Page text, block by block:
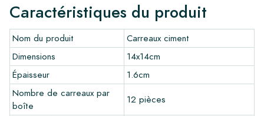
Créez votre propre carreau
Vous souhaitez créer un carreau qui s'harmonise parfaitement
avec les autres couleurs de votre intérieur? Visitez notre
programme de conception via ce lien et laissez libre cours à
votre créativité.
Garantie
Caractéristiques du produit
Nom du produit
Carreaux ciment
Dimensions
14x14cm
Épaisseur
1.6cm
Nombre de carreaux par
boîte
12 pièces